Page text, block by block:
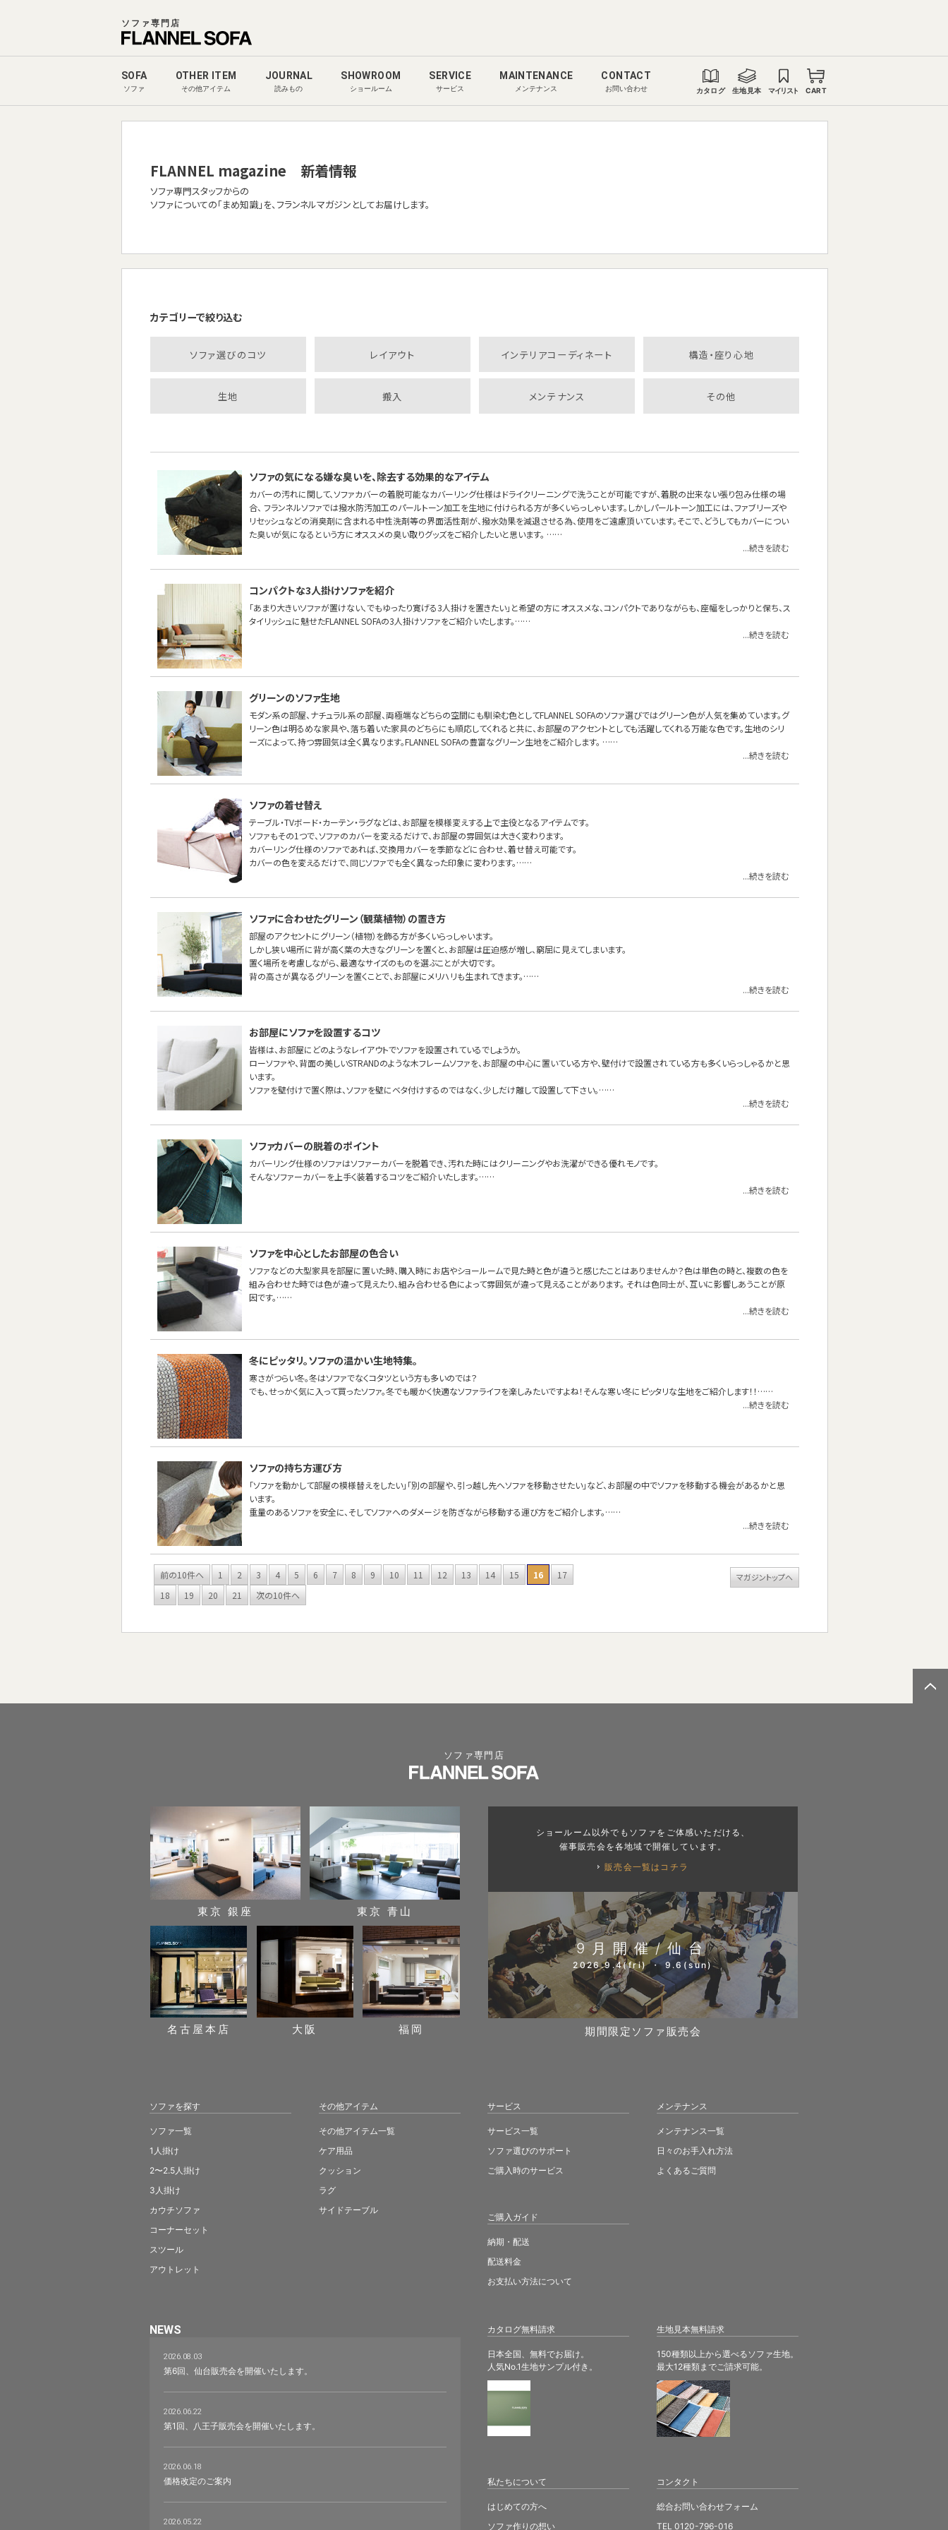
ソファ専門店
SOFA
ソファ
OTHER ITEM
その他アイテム
JOURNAL
読みもの
SHOWROOM
ショールーム
SERVICE
サービス
MAINTENANCE
メンテナンス
CONTACT
お問い合わせ カタログ 生地見本 マイリスト CART
FLANNEL magazine 新着情報
ソファ専門スタッフからの
ソファについての「まめ知識」を、フランネルマガジンとしてお届けします。
カテゴリーで絞り込む
ソファ選びのコツ レイアウト インテリアコーディネート 構造・座り心地
生地 搬入 メンテナンス その他
ソファの気になる嫌な臭いを、除去する効果的なアイテム
カバーの汚れに関して、ソファカバーの着脱可能なカバーリング仕様はドライクリーニングで洗うことが可能ですが、着脱の出来ない張り包み仕様の場
合、 フランネルソファでは撥水防汚加工のパールトーン加工を生地に付けられる方が多くいらっしゃいます。しかしパールトーン加工には、ファブリーズや
リセッシュなどの消臭剤に含まれる中性洗剤等の界面活性剤が、撥水効果を減退させる為、使用をご遠慮頂いています。そこで、どうしてもカバーについ
た臭いが気になるという方にオススメの臭い取りグッズをご紹介したいと思います。 ……
...続きを読む
コンパクトな3人掛けソファを紹介
「あまり大きいソファが置けない、でもゆったり寛げる3人掛けを置きたい」と希望の方にオススメな、コンパクトでありながらも、座幅をしっかりと保ち、ス
タイリッシュに魅せたFLANNEL SOFAの3人掛けソファをご紹介いたします。……
...続きを読む
グリーンのソファ生地
モダン系の部屋、ナチュラル系の部屋、両極端などちらの空間にも馴染む色としてFLANNEL SOFAのソファ選びではグリーン色が人気を集めています。グ
リーン色は明るめな家具や、落ち着いた家具のどちらにも順応してくれると共に、お部屋のアクセントとしても活躍してくれる万能な色です。生地のシリ
ーズによって、持つ雰囲気は全く異なります。FLANNEL SOFAの豊富なグリーン生地をご紹介します。 ……
...続きを読む
ソファの着せ替え
テーブル・TVボード・カーテン・ラグなどは、お部屋を模様変えする上で主役となるアイテムです。
ソファもその1つで、ソファのカバーを変えるだけで、お部屋の雰囲気は大きく変わります。
カバーリング仕様のソファであれば、交換用カバーを季節などに合わせ、着せ替え可能です。
カバーの色を変えるだけで、同じソファでも全く異なった印象に変わります。……
...続きを読む
ソファに合わせたグリーン（観葉植物）の置き方
部屋のアクセントにグリーン（植物）を飾る方が多くいらっしゃいます。
しかし狭い場所に背が高く葉の大きなグリーンを置くと、お部屋は圧迫感が増し、窮屈に見えてしまいます。
置く場所を考慮しながら、最適なサイズのものを選ぶことが大切です。
背の高さが異なるグリーンを置くことで、お部屋にメリハリも生まれてきます。……
...続きを読む
お部屋にソファを設置するコツ
皆様は、お部屋にどのようなレイアウトでソファを設置されているでしょうか。
ローソファや、背面の美しいSTRANDのような木フレームソファを、お部屋の中心に置いている方や、壁付けで設置されている方も多くいらっしゃるかと思
います。
ソファを壁付けで置く際は、ソファを壁にベタ付けするのではなく、少しだけ離して設置して下さい。……
...続きを読む
ソファカバーの脱着のポイント
カバーリング仕様のソファはソファーカバーを脱着でき、汚れた時にはクリーニングやお洗濯ができる優れモノです。
そんなソファーカバーを上手く装着するコツをご紹介いたします。……
...続きを読む
ソファを中心としたお部屋の色合い
ソファなどの大型家具を部屋に置いた時、購入時にお店やショールームで見た時と色が違うと感じたことはありませんか？色は単色の時と、複数の色を
組み合わせた時では色が違って見えたり、組み合わせる色によって雰囲気が違って見えることがあります。 それは色同士が、互いに影響しあうことが原
因です。……
...続きを読む
冬にピッタリ。ソファの温かい生地特集。
寒さがつらい冬。冬はソファでなくコタツという方も多いのでは？
でも、せっかく気に入って買ったソファ。冬でも暖かく快適なソファライフを楽しみたいですよね！そんな寒い冬にピッタリな生地をご紹介します！！……
...続きを読む
ソファの持ち方運び方
「ソファを動かして部屋の模様替えをしたい」「別の部屋や、引っ越し先へソファを移動させたい」など、お部屋の中でソファを移動する機会があるかと思
います。
重量のあるソファを安全に、そしてソファへのダメージを防ぎながら移動する運び方をご紹介します。……
...続きを読む
前の10件へ 1 2 3 4 5 6 7 8 9 10 11 12 13 14 15 16
17
18
19 20 21 次の10件へ
マガジントップへ
ソファ専門店
カタログ無料請求
日本全国、無料でお届け。
人気No.1生地サンプル付き。
生地見本無料請求
150種類以上から選べるソファ生地。
最大12種類までご請求可能。
東京 銀座 東京 青山
名古屋本店 大阪 福岡
ショールーム以外でもソファをご体感いただける、
催事販売会を各地域で開催しています。
販売会一覧はコチラ
9月開催/仙台
2026.9.4(fri) ・ 9.6(sun)
期間限定ソファ販売会
ソファを探す
ソファ一覧
1人掛け
2〜2.5人掛け
3人掛け
カウチソファ
コーナーセット
スツール
アウトレット
その他アイテム
その他アイテム一覧
ケア用品
クッション
ラグ
サイドテーブル
サービス
サービス一覧
ソファ選びのサポート
ご購入時のサービス
ご購入ガイド
納期・配送
配送料金
お支払い方法について
メンテナンス
メンテナンス一覧
日々のお手入れ方法
よくあるご質問
NEWS
2026.08.03
第6回、仙台販売会を開催いたします。
2026.06.22
第1回、八王子販売会を開催いたします。
2026.06.18
価格改定のご案内
2026.05.22
私たちについて
はじめての方へ
ソファ作りの想い
コンタクト
総合お問い合わせフォーム
TEL 0120-796-016